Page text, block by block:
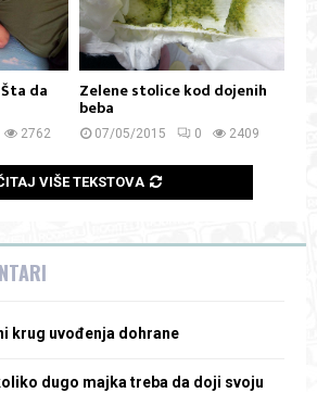
da
2762
Zelene stolice kod dojenih
beba
07/05/2015 0 2409
VIŠE TEKSTOVA
krug uvođenja dohrane
dugo majka treba da doji svoju